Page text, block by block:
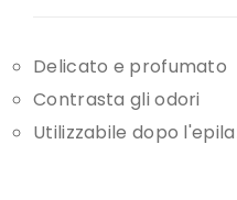
Delicato e profumato
Contrasta gli odori
Utilizzabile dopo